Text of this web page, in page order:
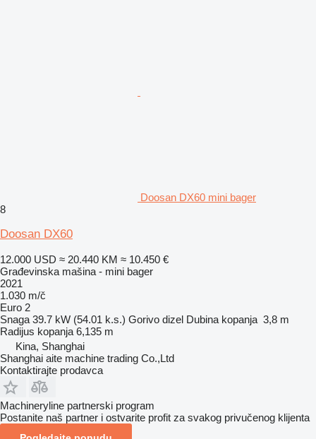
Doosan DX60 mini bager
8
Doosan DX60
12.000 USD ≈ 20.440 KM ≈ 10.450 €
Građevinska mašina - mini bager
2021
1.030 m/č
Euro 2
Snaga 39.7 kW (54.01 k.s.) Gorivo dizel Dubina kopanja 3,8 m
Radijus kopanja 6,135 m
Kina, Shanghai
Shanghai aite machine trading Co.,Ltd
Kontaktirajte prodavca
Machineryline partnerski program
Postanite naš partner i ostvarite profit za svakog privučenog klijenta